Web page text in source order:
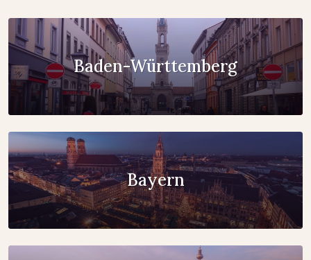
Baden-Württemberg
Bayern